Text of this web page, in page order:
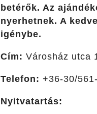
betérők. Az
nyerhetnek. A
igénybe.
Cím: Városház utca
Telefon: +36-30/
Nyitvatartás: